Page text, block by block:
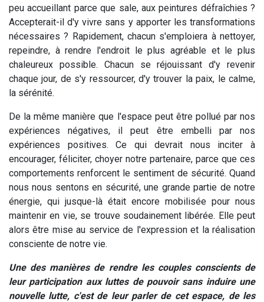
peu accueillant parce que sale, aux peintures défraîchies ?
Accepterait-il d'y vivre sans y apporter les transformations
nécessaires ? Rapidement, chacun s'emploiera à nettoyer,
repeindre, à rendre l'endroit le plus agréable et le plus
chaleureux possible. Chacun se réjouissant d'y revenir
chaque jour, de s'y ressourcer, d'y trouver la paix, le calme,
la sérénité.
De la même manière que l'espace peut être pollué par nos
expériences négatives, il peut être embelli par nos
expériences positives. Ce qui devrait nous inciter à
encourager, féliciter, choyer notre partenaire, parce que ces
comportements renforcent le sentiment de sécurité. Quand
nous nous sentons en sécurité, une grande partie de notre
énergie, qui jusque-là était encore mobilisée pour nous
maintenir en vie, se trouve soudainement libérée. Elle peut
alors être mise au service de l'expression et la réalisation
consciente de notre vie.
Une des manières de rendre les couples conscients de
leur participation aux luttes de pouvoir sans induire une
nouvelle lutte, c'est de leur parler de cet espace, de les